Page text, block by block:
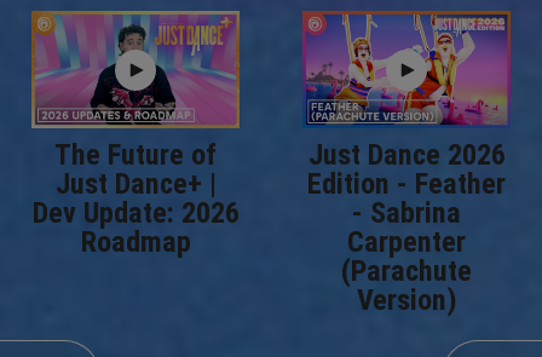
The Future of
Just Dance+ |
Dev Update: 2026
Roadmap
Just Dance 2026
Edition - Feather
- Sabrina
Carpenter
(Parachute
Version)